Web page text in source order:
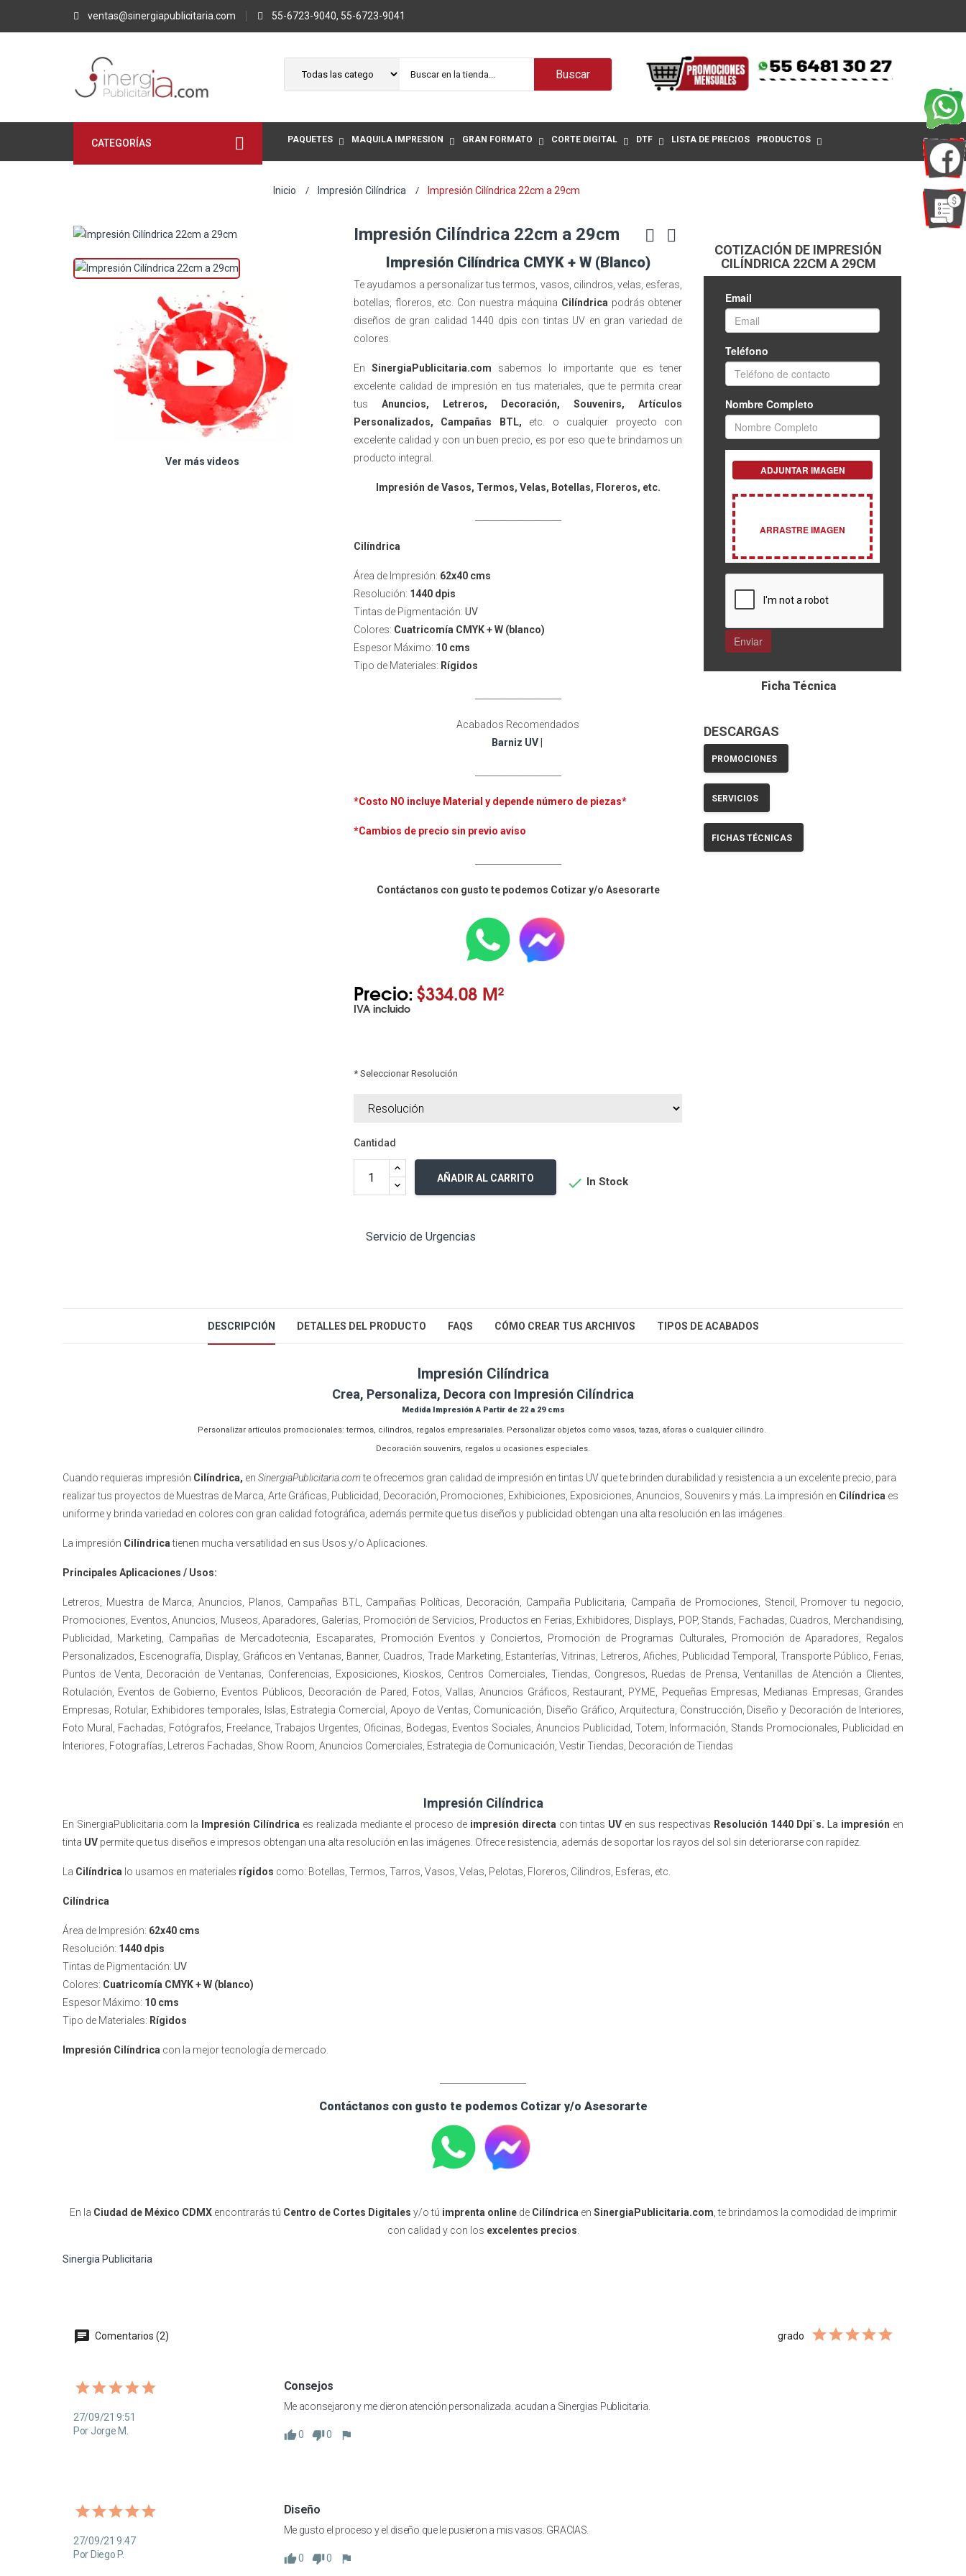
ventas@sinergiapublicitaria.com 55-6723-9040, 55-6723-9041
Buscar
CATEGORÍAS PAQUETES MAQUILA IMPRESIÓN GRAN FORMATO CORTE DIGITAL DTF LISTA DE PRECIOS PRODUCTOS
Inicio Impresión Cilíndrica Impresión Cilíndrica 22cm a 29cm
Ver más videos
Impresión Cilíndrica 22cm a 29cm
Impresión Cilíndrica CMYK + W (Blanco)
Te ayudamos a personalizar tus termos, vasos, cilindros, velas, esferas,
botellas, floreros, etc. Con nuestra máquina Cilíndrica podrás obtener
diseños de gran calidad 1440 dpis con tintas UV en gran variedad de
colores.
EnSinergiaPublicitaria.com sabemos lo importante que es tener
excelente calidad de impresión en tus materiales, que te permita crear
tusAnuncios, Letreros, Decoración, Souvenirs, Artículos
Personalizados, Campañas BTL, etc. o cualquier proyecto con
excelente calidad y con un buen precio, es por eso que te brindamos un
producto integral.
Impresión de Vasos, Termos, Velas, Botellas, Floreros, etc.
Cilíndrica
Área de Impresión: 62x40 cms
Resolución: 1440 dpis
Tintas de Pigmentación: UV
Colores: Cuatricomía CMYK + W (blanco)
Espesor Máximo: 10 cms
Tipo de Materiales: Rígidos
Acabados Recomendados
Barniz UV|
*Costo NO incluyeMaterial y depende número de piezas*
*Cambios de precio sin previo aviso
Contáctanos con gusto te podemos Cotizar y/o Asesorarte
Precio:$334.08 M²
IVA incluido
* Seleccionar Resolución
Cantidad
AÑADIR AL CARRITO  In Stock
Servicio de Urgencias
COTIZACIÓN DE IMPRESIÓN
CILÍNDRICA 22CM A 29CM
Ficha Técnica
DESCARGAS
PROMOCIONES
SERVICIOS
FICHAS TÉCNICAS
DESCRIPCIÓN DETALLES DEL PRODUCTO FAQS CÓMO CREAR TUS ARCHIVOS TIPOS DE ACABADOS
Impresión Cilíndrica
Crea, Personaliza, Decora con Impresión Cilíndrica
Medida Impresión A Partir de 22 a 29 cms
Personalizar artículos promocionales: termos, cilindros, regalos empresariales. Personalizar objetos como vasos, tazas, aforas o cualquier cilindro.
Decoración souvenirs, regalos u ocasiones especiales.
Cuando requieras impresión Cilíndrica, en SinergiaPublicitaria.comte ofrecemos gran calidad de impresión en tintas UV que te brinden durabilidad y resistencia a un excelente precio, para
realizar tus proyectos de Muestras de Marca, Arte Gráficas, Publicidad, Decoración, Promociones, Exhibiciones, Exposiciones, Anuncios, Souvenirs y más. La impresión en Cilíndrica es
uniforme y brinda variedad en colores con gran calidad fotográfica, además permite que tus diseños y publicidad obtengan una alta resolución en las imágenes.
La impresión Cilíndricatienen mucha versatilidad en sus Usos y/o Aplicaciones.
Principales Aplicaciones / Usos:
Letreros, Muestra de Marca, Anuncios, Planos, Campañas BTL, Campañas Políticas, Decoración, Campaña Publicitaria, Campaña de Promociones, Stencil, Promover tu negocio,
Promociones, Eventos, Anuncios, Museos, Aparadores, Galerías, Promoción de Servicios, Productos en Ferias, Exhibidores, Displays, POP, Stands, Fachadas, Cuadros, Merchandising,
Publicidad, Marketing, Campañas de Mercadotecnia, Escaparates, Promoción Eventos y Conciertos, Promoción de Programas Culturales, Promoción de Aparadores, Regalos
Personalizados, Escenografía, Display, Gráficos en Ventanas, Banner, Cuadros, Trade Marketing, Estanterías, Vitrinas, Letreros, Afiches, Publicidad Temporal, Transporte Público, Ferias,
Puntos de Venta, Decoración de Ventanas, Conferencias, Exposiciones, Kioskos, Centros Comerciales, Tiendas, Congresos, Ruedas de Prensa, Ventanillas de Atención a Clientes,
Rotulación, Eventos de Gobierno, Eventos Públicos, Decoración de Pared, Fotos, Vallas, Anuncios Gráficos, Restaurant, PYME, Pequeñas Empresas, Medianas Empresas, Grandes
Empresas, Rotular, Exhibidores temporales, Islas, Estrategia Comercial, Apoyo de Ventas, Comunicación, Diseño Gráfico, Arquitectura, Construcción, Diseño y Decoración de Interiores,
Foto Mural, Fachadas, Fotógrafos, Freelance, Trabajos Urgentes, Oficinas, Bodegas, Eventos Sociales, Anuncios Publicidad, Totem, Información, Stands Promocionales, Publicidad en
Interiores, Fotografías, Letreros Fachadas, Show Room, Anuncios Comerciales, Estrategia de Comunicación, Vestir Tiendas, Decoración de Tiendas
Impresión Cilíndrica
En SinergiaPublicitaria.com la Impresión Cilíndrica es realizada mediante el proceso de impresión directa con tintas UV en sus respectivas Resolución 1440 Dpi`s. La impresión en
tinta UV permite que tus diseños e impresos obtengan una alta resolución en las imágenes. Ofrece resistencia, además de soportar los rayos del sol sin deteriorarse con rapidez.
La Cilíndrica lo usamos en materiales rígidos como: Botellas, Termos, Tarros, Vasos, Velas, Pelotas, Floreros, Cilindros, Esferas, etc.
Cilíndrica
Área de Impresión: 62x40 cms
Resolución: 1440 dpis
Tintas de Pigmentación: UV
Colores: Cuatricomía CMYK + W (blanco)
Espesor Máximo: 10 cms
Tipo de Materiales: Rígidos
Impresión Cilíndrica con la mejor tecnología de mercado.
Contáctanos con gusto te podemos Cotizar y/o Asesorarte
En la Ciudad de México CDMXencontrarás tú Centro de Cortes Digitales y/o tú imprenta onlinede Cilíndrica en SinergiaPublicitaria.com , te brindamos la comodidad de imprimir
con calidad y con los excelentes precios
Sinergia Publicitaria
Comentarios (2) grado
27/09/21 9:51
Por Jorge M.
Consejos
Me aconsejaron y me dieron atención personalizada. acudan a Sinergias Publicitaria.
0 0
27/09/21 9:47
Por Diego P.
Diseño
Me gusto el proceso y el diseño que le pusieron a mis vasos. GRACIAS.
0 0